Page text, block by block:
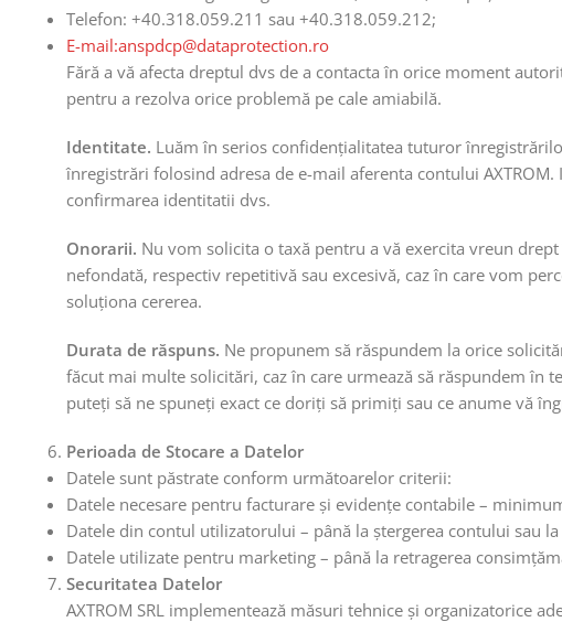
Telefon: +40.318.059.211 sau +40.318.059.212;
E-mail:anspdcp@dataprotection.ro
Fără a vă afecta dreptul dvs de a contacta în orice moment
pentru a rezolva orice problemă pe cale amiabilă.
Identitate. Luăm în serios confidențialitatea tuturor
înregistrări folosind adresa de e-mail aferenta contului
confirmarea identitatii dvs.
Onorarii. Nu vom solicita o taxă pentru a vă exercita vreun
nefondată, respectiv repetitivă sau excesivă, caz în care vom
soluționa cererea.
Durata de răspuns. Ne propunem să răspundem la orice
făcut mai multe solicitări, caz în care urmează să răspundem în
puteți să ne spuneți exact ce doriți să primiți sau ce anume vă
Perioada de Stocare a Datelor
Datele sunt păstrate conform următoarelor criterii:
Datele necesare pentru facturare și evidențe contabile –
Datele din contul utilizatorului – până la ștergerea contului sau
Datele utilizate pentru marketing – până la retragerea
Securitatea Datelor
AXTROM SRL implementează măsuri tehnice și organizatorice